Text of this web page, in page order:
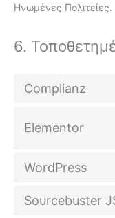
Ηνωμένες Πολιτείες.
6.
Complianz
Elementor
WordPress
Sourcebuster